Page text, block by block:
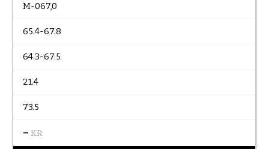
M-067,0
65.4-67.8
64.3-67.5
21.4
73.5
– KR